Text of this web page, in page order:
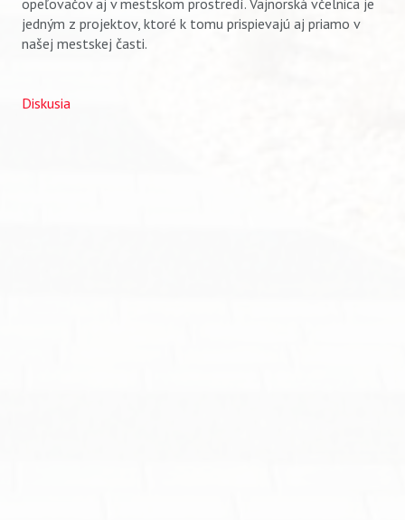
Vyhľadávanie
jedným z projektov, ktoré k tomu prispievajú aj priamo v
našej mestskej časti.
Diskusia